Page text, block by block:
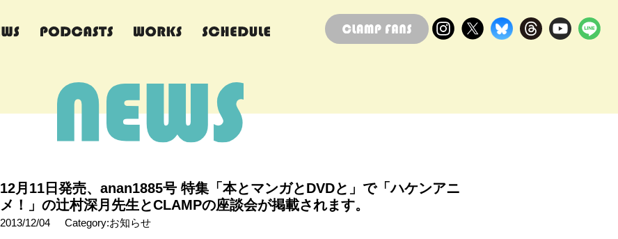
12月11日発売、anan1885号 特集「本とマンガとDVDと」で「ハケンアニ
メ！」の辻村深月先生とCLAMPの座談会が掲載されます。
2013/12/04 Category:お知らせ